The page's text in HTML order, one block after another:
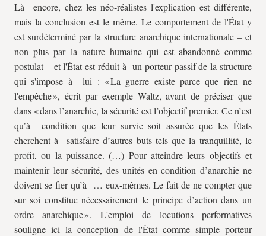
Là encore, chez les néo-réalistes l'explication est différente,
mais la conclusion est le même. Le comportement de l'État y
est surdéterminé par la structure anarchique internationale – et
non plus par la nature humaine qui est abandonné comme
postulat – et l'État est réduit à un porteur passif de la structure
qui s'impose à lui : « La guerre existe parce que rien ne
l'empêche », écrit par exemple Waltz, avant de préciser que
dans « dans l’anarchie, la sécurité est l’objectif premier. Ce n’est
qu’à condition que leur survie soit assurée que les États
cherchent à satisfaire d’autres buts tels que la tranquillité, le
profit, ou la puissance. (…) Pour atteindre leurs objectifs et
maintenir leur sécurité, des unités en condition d’anarchie ne
doivent se fier qu’à … eux-mêmes. Le fait de ne compter que
sur soi constitue nécessairement le principe d’action dans un
ordre anarchique ». L'emploi de locutions performatives
souligne ici la conception de l'État comme simple porteur